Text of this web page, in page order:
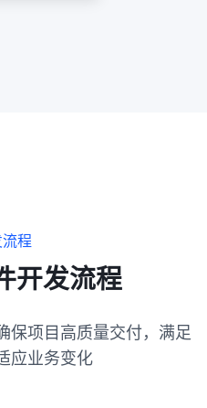
程
开发流程
保项目高质量交付，满足
应业务变化